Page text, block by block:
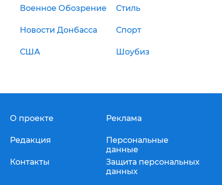
Военное Обозрение Стиль
Новости Донбасса Спорт
США Шоубиз
О проекте
Редакция
Контакты
Реклама
Персональные
данные
Защита персональных
данных